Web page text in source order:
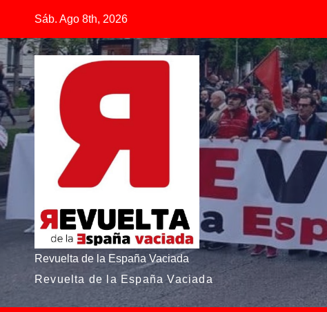
contenido
Sáb. Ago 8th, 2026
Revuelta de la España Vaciada
Revuelta de la España Vaciada